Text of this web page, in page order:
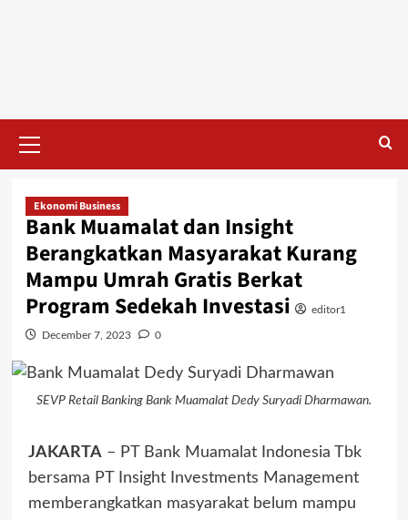
Menu
Ekonomi Business
Bank Muamalat dan Insight
Berangkatkan Masyarakat Kurang
Mampu Umrah Gratis Berkat
Program Sedekah Investasi
editor1
December 7, 2023 0
SEVP Retail Banking Bank Muamalat Dedy Suryadi Dharmawan.
JAKARTA– PT Bank Muamalat Indonesia Tbk
bersama PT Insight Investments Management
memberangkatkan masyarakat belum mampu